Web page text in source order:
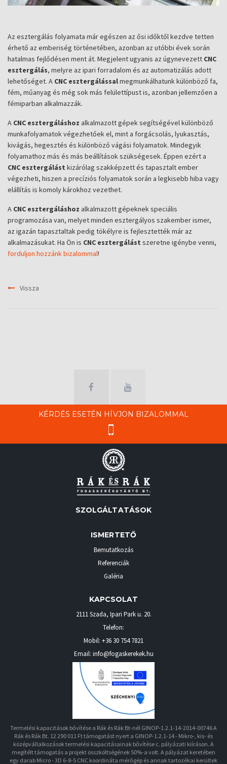
Az esztergálás folyamata már egészen az ősi időktől kezdve tetten
érhető az emberiség történetében, azonban az utóbbi évek során
hatalmas fejlődésen ment át. Megjelent ugyanis az úgynevezett CNC
esztergálás, melyre az ipari forradalom és az automatizálás adott
lehetőséget. A CNC esztergálássalmegmunkálhatunk különböző fa,
fém, műanyag és még sok más felülettípust is, azonban jellemzően a
fémiparban alkalmazzák.
A CNC esztergáláshoz alkalmazott gépek segítségével különböző
munkafolyamatok végezhetőek el, mint a forgácsolás, lyukasztás,
kivágás, hegesztés és különböző vágási folyamatok. Mindegyik
folyamathoz más és más beállítások szükségesek. Éppen ezért a
CNC esztergálást kizárólag szakképzett és tapasztalt ember
végezheti, hiszen a precíziós folyamatok során a legkisebb hiba vagy
elállítás is komoly károkhoz vezethet.
A CNC esztergáláshoz alkalmazott gépeknek speciális
programozása van, melyet minden esztergályos szakember ismer,
az igazán tapasztaltak pedig tökélyre is fejlesztették már az
alkalmazásukat. Ha Ön is CNC esztergálást szeretne igénybe venni,
forduljon hozzánk bizalommal!
Vissza
KÉRDÉS ESETÉN HÍVJON BIZALOMMAL
SZOLGÁLTATÁSOK
ISMERTETŐ
Bemutatkozás
Referenciák
Galéria
KAPCSOLAT
2111 Szada, Ipari Park u. 20.
Telefon:
Mobil: +36 30 754 7821
Email: info@fogaskerekek.hu
Termelési kapacitások bővítése a Rák és Rák Bt-nél GINOP-1.2.1-14-2014-00746 A
Rák és Rák Bt. 12 290 011 Ft támogatást nyert a GINOP-1.2.1-14 - Mikro-, kis- és
középvállalkozások termelési kapacitásainak bővítése c. pályázati kiíráson. A
megítélt támogatás a projekt összköltségének 50%-a volt. A pályázat keretében
egy darab Micro - 3D 6-8-5 CNC koordináta mérőgép és annak tartozékai kerültek